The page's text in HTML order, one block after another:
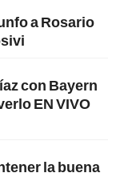
a Rosario
con Bayern
EN VIVO
la buena